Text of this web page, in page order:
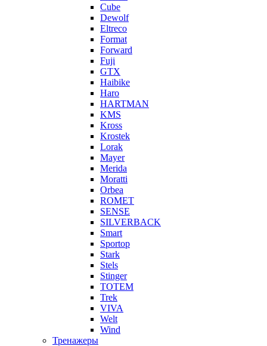
Cube
Dewolf
Eltreco
Format
Forward
Fuji
GTX
Haibike
Haro
HARTMAN
KMS
Kross
Krostek
Lorak
Mayer
Merida
Moratti
Orbea
ROMET
SENSE
SILVERBACK
Smart
Sportop
Stark
Stels
Stinger
TOTEM
Trek
VIVA
Welt
Wind
Тренажеры